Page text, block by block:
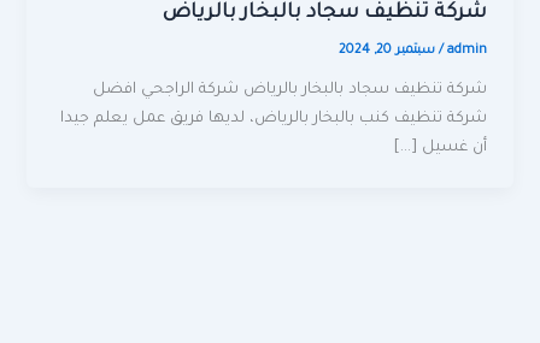
شركة تنظيف سجاد بالبخار بالرياض
admin
/سبتمبر 20, 2024
شركة تنظيف سجاد بالبخار بالرياض شركة الراجحي افضل
شركة تنظيف كنب بالبخار بالرياض، لديها فريق عمل يعلم جيدا
أن غسيل […]